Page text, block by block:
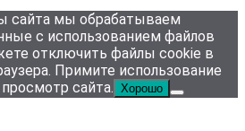
сайта мы обрабатываем
с использованием файлов
отключить файлы cookie в
Примите использование
сайта. Хорошо